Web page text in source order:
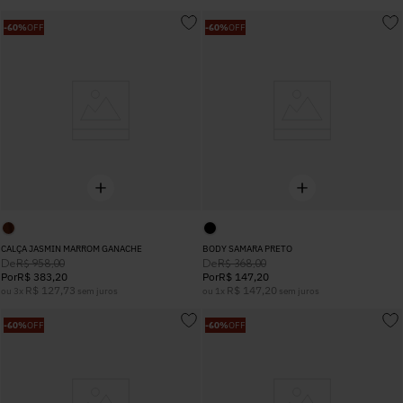
-60%OFF
CALÇA JASMIN MARROM GANACHE
DeR$ 958,00
PorR$ 383,20
ou 3 x R$ 127,73 sem juros
-60%OFF
BODY SAMARA PRETO
DeR$ 368,00
PorR$ 147,20
ou 1 x R$ 147,20 sem juros
-60%OFF -60%OFF